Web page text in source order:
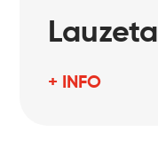
Lauzeta
+ INFO